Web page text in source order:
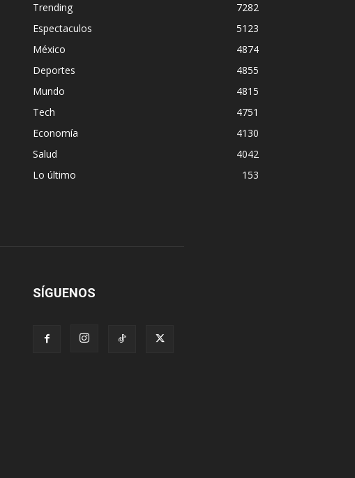
Trending
7282
Espectaculos
5123
México
4874
Deportes
4855
Mundo
4815
Tech
4751
Economía
4130
Salud
4042
Lo último
153
SÍGUENOS